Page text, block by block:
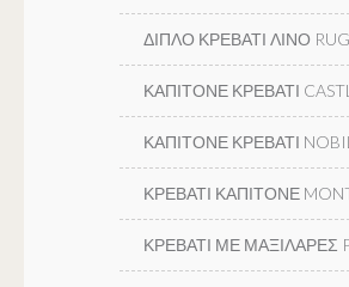
ΔΙΠΛΟ ΚΡΕΒΑΤΙ ΛΙΝΟ
ΚΑΠΙΤΟΝΕ ΚΡΕΒΑΤΙ
ΚΑΠΙΤΟΝΕ ΚΡΕΒΑΤΙ
ΚΡΕΒΑΤΙ ΚΑΠΙΤΟΝΕ
ΚΡΕΒΑΤΙ ΜΕ ΜΑΞΙΛΑΡΕΣ